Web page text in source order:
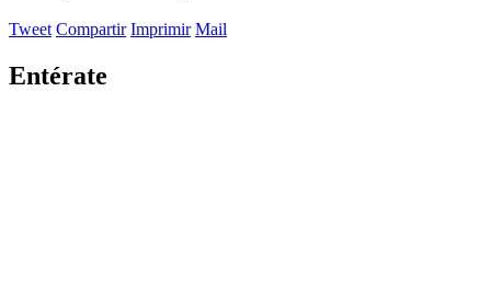
Tweet Compartir Imprimir Mail
Entérate